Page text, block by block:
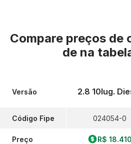
Compare preços de
de na
Versão
Código Fipe
Preço
2.8 10lug.
024054-0
R$ 18.410